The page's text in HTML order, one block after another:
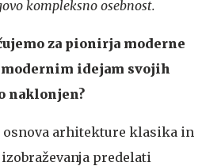
kompleksno osebnost.
za pionirja moderne
idejam svojih
naklonjen?
osnova arhitekture klasika in
predelati